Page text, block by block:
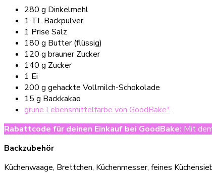
280 g Dinkelmehl
1 TL Backpulver
1 Prise Salz
180 g Butter (flüssig)
120 g brauner Zucker
140 g Zucker
1 Ei
200 g gehackte Vollmilch-Schokolade
15 g Backkakao
grüne Lebensmittelfarbe von GoodBake*
Rabattcode für deinen Einkauf bei GoodBake: Mit
Backzubehör
Küchenwaage, Brettchen, Küchenmesser, feines